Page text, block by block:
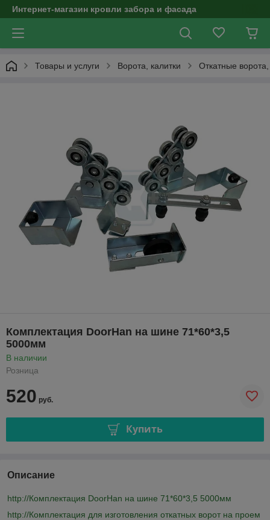
Интернет-магазин кровли забора и фасада
Товары и услуги Ворота, калитки Откатные
Комплектация DoorHan на шине 71*60*3,5
5000мм
В наличии
Розница
520 руб.
Купить
Описание
http://Комплектация DoorHan на шине 71*60*3,5 5000мм
http://Комплектация для изготовления откатных ворот на проем